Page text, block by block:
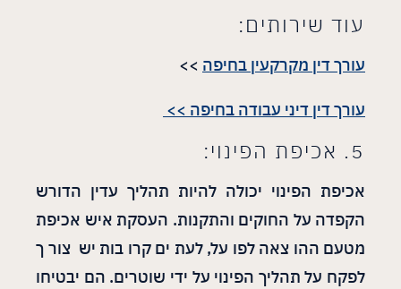
עוד שירותים:
עורך דין מקרקעין בחיפה >>
עורך דין דיני עבודה בחיפה >>
5. אכיפת הפינוי:
אכיפת הפינוי יכולה להיות תהליך עדין הדורש
הקפדה על החוקים והתקנות. העסקת איש אכיפת
מטעם ההוצאה לפועל, לעתים קרובות יש צורך
לפקח על תהליך הפינוי על ידי שוטרים. הם יבטיחו